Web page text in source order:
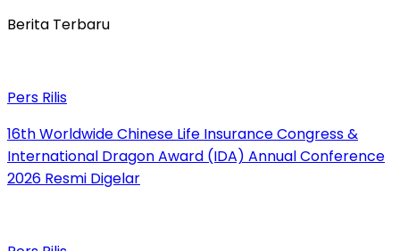
Berita Terbaru
Pers Rilis
16th Worldwide Chinese Life Insurance Congress &
International Dragon Award (IDA) Annual Conference
2026 Resmi Digelar